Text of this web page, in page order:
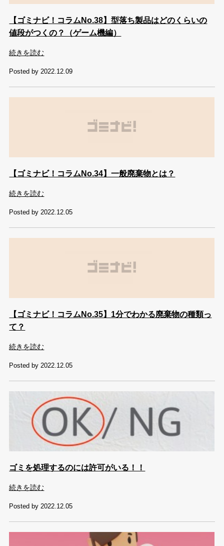
【ゴミナビ！コラムNo.38】型落ち製品はどのくらいの
値段がつくの？（ゲーム機編）
続きを読む
Posted by 2022.12.09
【ゴミナビ！コラムNo.34】一般廃棄物とは？
続きを読む
Posted by 2022.12.05
【ゴミナビ！コラムNo.35】1分でわかる廃棄物の種類っ
て？
続きを読む
Posted by 2022.12.05
ゴミを処理するのには許可がいる！！
続きを読む
Posted by 2022.12.05